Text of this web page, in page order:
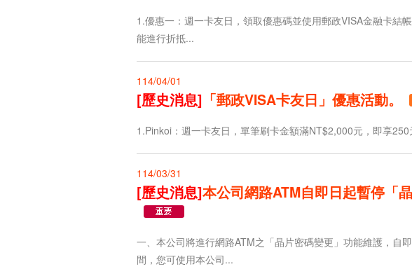
1.優惠一：週一卡友日，領取優惠碼並使用郵政VISA金融卡結
能進行折抵...
114/04/01
[歷史消息] 「郵政VISA卡友日」優惠活動。
1.Pinkoi：週一卡友日，單筆刷卡金額滿NT$2,000元，即享
114/03/31
[歷史消息]本公司網路ATM自即日起暫停「
一、本公司將進行網路ATM之「晶片密碼變更」功能維護，自
間，您可使用本公司...